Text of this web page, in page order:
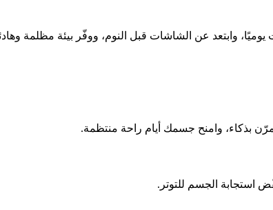
وابتعد عن الشاشات قبل النوم، ووفّر بيئة مظلمة
بذكاء، وامنح جسمك أيام راحة منتظمة.
استجابة الجسم للتوتر.